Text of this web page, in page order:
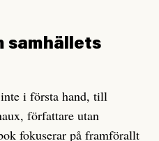
samhällets
i första hand, till
författare utan
fokuserar på framförallt